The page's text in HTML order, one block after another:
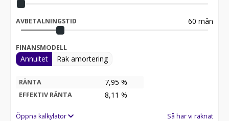
AVBETALNINGSTID 60 mån
FINANSMODELL
Annuitet Rak amortering
RÄNTA 7,95 %
EFFEKTIV RÄNTA 8,11 %
Öppna kalkylator Så har vi räknat